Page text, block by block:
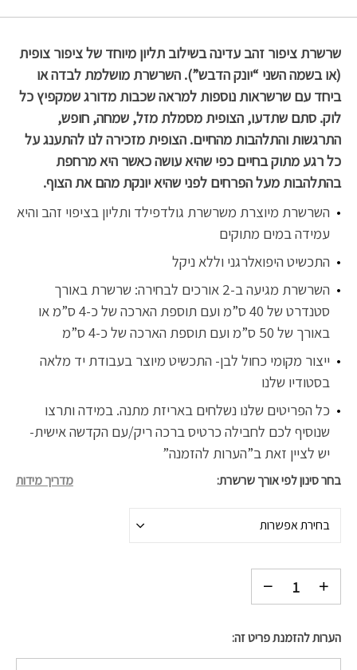
שרשרת ציפור זהב עדינה בשילוב תליון מיוחד של ציפור צופית
(או בשמה השני “יונק הדבש”). השרשרת מושלמת לבדה או
ביחד עם שרשראות נוספות למראה שכבות מדורג שמקפיץ כל
לוק. סתם שתדעו, הצופית מסמלת מזל, שמחה, חופש,
התרגשות והתלהבות מהחיים. הצופית מזכירה לנו להתענג על
כל רגע מתוק בחיים כפי שהיא עושה כאשר היא מרחפת
בהתלהבות מעל הפרחים לפני שהיא יונקת מהם את הצוף.
השרשרת מיוצרת משרשרת גולדפילד ותליון בציפוי זהב והיא
עמידה במים מתוקים
התכשיט היפואלרגני וללא ניקל
השרשרת מגיעה ב-2 אורכים לבחירה: שרשרת באורך
סטנדרט של 40 ס”מ ועם תוספת הארכה של כ-4 ס”מ או
באורך של 50 ס”מ ועם תוספת הארכה של כ-4 ס”מ
ייצור מקומי כחול לבן- התכשיט מיוצר בעבודת יד מלאה
בסטודיו שלנו
כל הפריטים שלנו נשלחים באריזת מתנה. במידה ותרצו
שנוסיף לכם לחבילה כרטיס ברכה ריק/עם הקדשה אישית-
יש לציין זאת ב”הערות להזמנה”
בחר סינון לפי אורך שרשרת מדריך מידות
בחירת אפשרות
הערות להזמנת פריט זה: